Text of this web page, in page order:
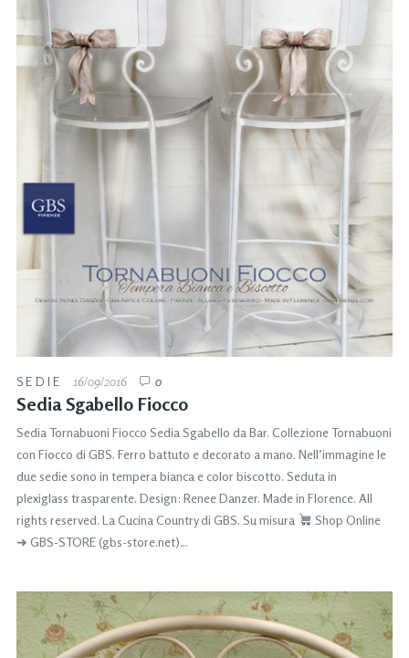
SEDIE 16/09/2016 0
Sedia Sgabello Fiocco
Sedia Tornabuoni Fiocco Sedia Sgabello da Bar. Collezione Tornabuoni
con Fiocco di GBS. Ferro battuto e decorato a mano. Nell’immagine le
due sedie sono in tempera bianca e color biscotto. Seduta in
plexiglass trasparente. Design: Renee Danzer. Made in Florence. All
rights reserved. La Cucina Country di GBS. Su misura
Shop Online
➜ GBS-STORE (gbs-store.net)…